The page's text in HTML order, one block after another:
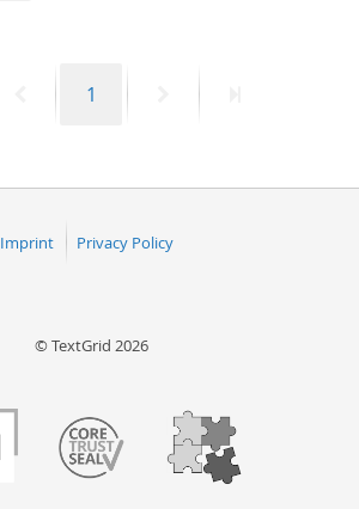
PreviousPage
1
Imprint Privacy Policy
© TextGrid 2026